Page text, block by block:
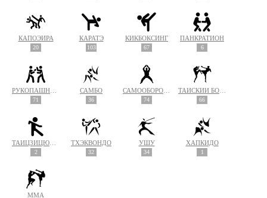
КАПОЭЙРА
20
КАРАТЭ
103
КИКБОКСИНГ
67
ПАНКРАТИОН
6
71
САМБО
36 74 66
2
ТХЭКВОНДО
32
УШУ
34
ХАПКИДО
1
MMA